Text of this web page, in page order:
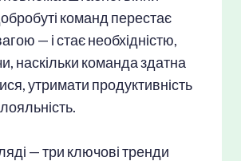
команд перестає
— і стає необхідністю,
наскільки команда здатна
утримати продуктивність
лояльність.
— три ключові тренди